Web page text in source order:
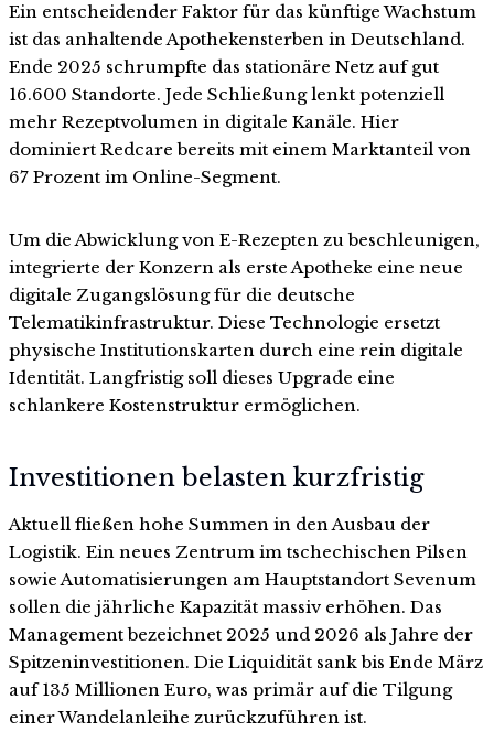
Ein entscheidender Faktor für das künftige Wachstum
ist das anhaltende Apothekensterben in Deutschland.
Ende 2025 schrumpfte das stationäre Netz auf gut
16.600 Standorte. Jede Schließung lenkt potenziell
mehr Rezeptvolumen in digitale Kanäle. Hier
dominiert Redcare bereits mit einem Marktanteil von
67 Prozent im Online-Segment.
Um die Abwicklung von E-Rezepten zu beschleunigen,
integrierte der Konzern als erste Apotheke eine neue
digitale Zugangslösung für die deutsche
Telematikinfrastruktur. Diese Technologie ersetzt
physische Institutionskarten durch eine rein digitale
Identität. Langfristig soll dieses Upgrade eine
schlankere Kostenstruktur ermöglichen.
Investitionen belasten kurzfristig
Aktuell fließen hohe Summen in den Ausbau der
Logistik. Ein neues Zentrum im tschechischen Pilsen
sowie Automatisierungen am Hauptstandort Sevenum
sollen die jährliche Kapazität massiv erhöhen. Das
Management bezeichnet 2025 und 2026 als Jahre der
Spitzeninvestitionen. Die Liquidität sank bis Ende März
auf 135 Millionen Euro, was primär auf die Tilgung
einer Wandelanleihe zurückzuführen ist.